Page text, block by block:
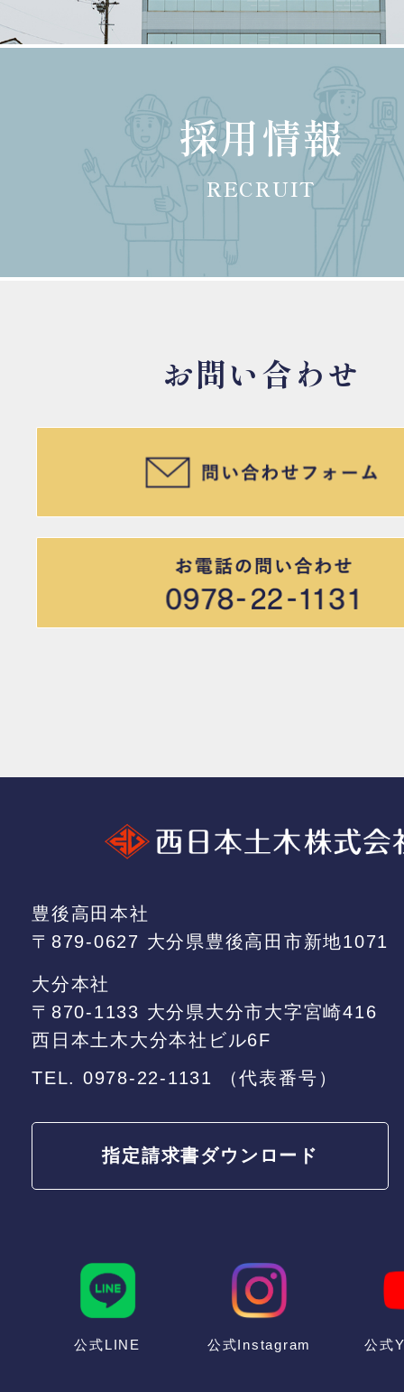
採用情報
RECRUIT
お問い合わせ
豊後高田本社
〒879-0627 大分県豊後高田市新地1071
大分本社
〒870-1133 大分県大分市大字宮崎416
西日本土木大分本社ビル6F
TEL. 0978-22-1131 （代表番号）
指定請求書ダウンロード
公式LINE 公式Instagram 公式